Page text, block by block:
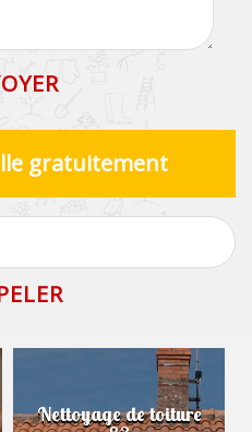
gratuitement
Nettoyage de toiture